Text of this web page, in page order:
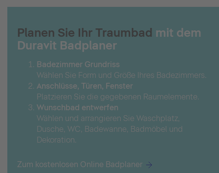
Planen Sie Ihr Traumbad mit dem
Duravit Badplaner
Badezimmer Grundriss
Wählen Sie Form und Größe Ihres Badezimmers.
Anschlüsse, Türen, Fenster
Platzieren Sie die gegebenen Raumelemente.
Wunschbad entwerfen
Wählen und arrangieren Sie Waschplatz,
Dusche, WC, Badewanne, Badmöbel und
Dekoration.
Zum kostenlosen Online Badplaner